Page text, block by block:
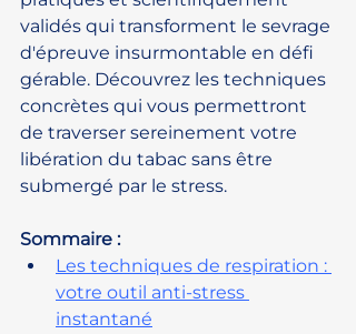
validés qui transforment le sevrage
d'épreuve insurmontable en défi
gérable. Découvrez les techniques
concrètes qui vous permettront
de traverser sereinement votre
libération du tabac sans être
submergé par le stress.
Sommaire :
Les techniques de respiration :
votre outil anti-stress
instantané